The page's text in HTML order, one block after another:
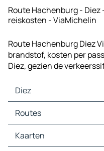
Route Hachenburg -
reiskosten - ViaMichelin
Route Hachenburg Diez
brandstof, kosten per
Diez, gezien de
Diez
Diez Kaarten
Diez Verkeer
Diez Hotels
Diez Restaurants
Routes
Routes Diez - Limburg an
Routes Diez - Montabaur
Kaarten